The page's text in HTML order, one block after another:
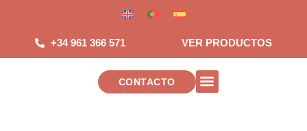
contenido
+34 961 366 571 VER PRODUCTOS
CONTACTO